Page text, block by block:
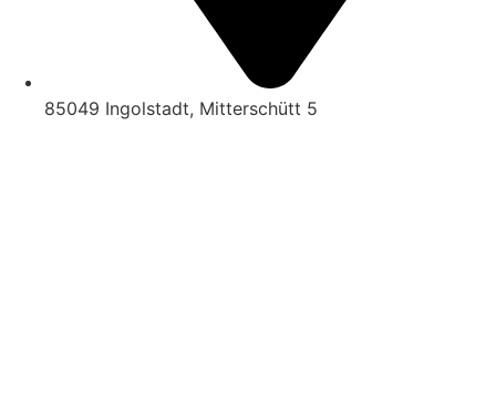
85049 Ingolstadt, Mitterschütt 5